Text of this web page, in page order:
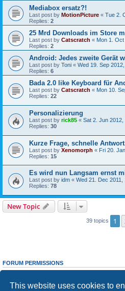
This website uses cookies to
Mediabox ersatz?!
Last post by MotionPicture « Tue 2.
Replies: 2
25 Mrd Downloads im Store
Last post by Catscratch « Mon 1.
Replies: 2
Android: Jedes zweite Gerät
Last post by Toni « Wed 19. Sep
Replies: 6
Bada 2.0 like Keyboard für
Last post by Catscratch « Mon 10.
Replies: 22
Personalizierung
Last post by rick85 « Sat 2. Jun 2012,
Replies: 30
Kurze Frage, schnelle
Last post by Xenomorph « Fri 20.
Replies: 15
Es wird nun Langsam ernst
Last post by idm « Wed 21. Dec 2011,
Replies: 78
New Topic
39 topics 1
FORUM PERMISSIONS
cannotedit your posts in this forum